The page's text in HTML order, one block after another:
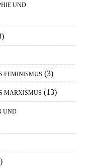
UND
FEMINISMUS (3)
MARXISMUS (13)
UND